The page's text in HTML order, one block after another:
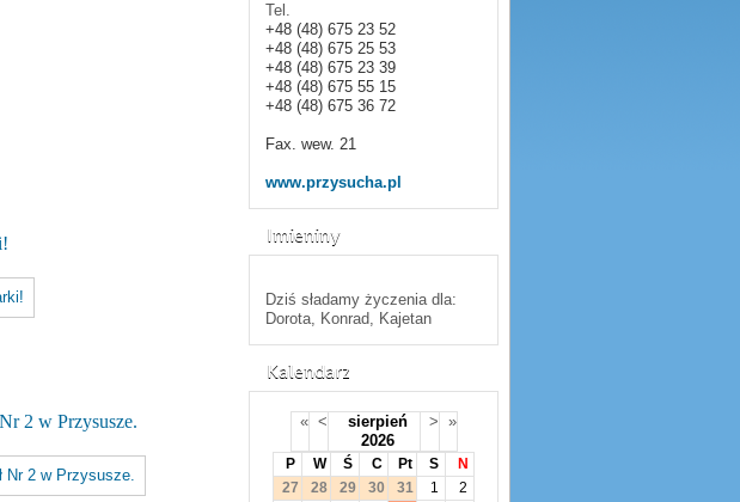
2 w Przysusze.
Tel.
+48 (48) 675 23 52
+48 (48) 675 25 53
+48 (48) 675 23 39
+48 (48) 675 55 15
+48 (48) 675 36 72
Fax. wew. 21
www.przysucha.pl
Imieniny
Dziś sładamy życzenia dla:
Dorota, Konrad, Kajetan
Kalendarz
« <
sierpień
2026
> »
P W Ś C Pt S
N
27
28 29 30 31 1
2